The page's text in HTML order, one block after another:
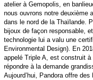
atelier à Gemopolis, en
nous ouvrons notre deuxième
dans le nord de la Thaïlande.
bijoux de façon responsable,
technologie lui a valu une
Environmental Design). En
appelé Triple A, est construit
répondre à la demande
Aujourd’hui, Pandora offre